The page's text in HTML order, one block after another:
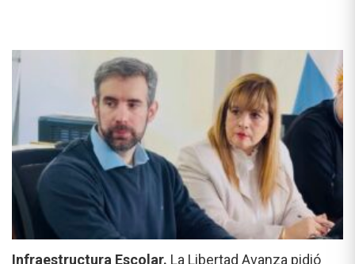
Infraestructura Escolar. La Libertad Avanza pidió